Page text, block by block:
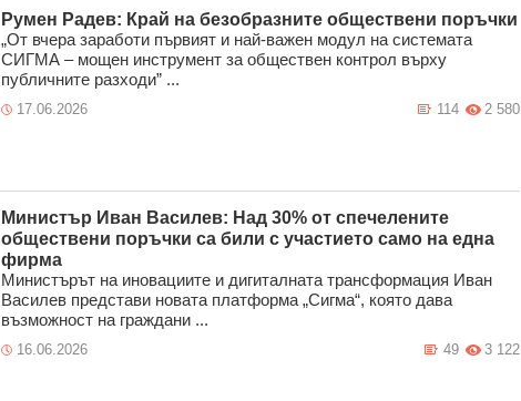
Румен Радев: Край на безобразните обществени поръчки
„От вчера заработи първият и най-важен модул на системата
СИГМА – мощен инструмент за обществен контрол върху
публичните разходи” ...
17.06.2026 2 580
114
Министър Иван Василев: Над 30% от спечелените
обществени поръчки са били с участието само на една
фирма
Министърът на иновациите и дигиталната трансформация Иван
Василев представи новата платформа „Сигма“, която дава
възможност на граждани ...
16.06.2026 3 122
49